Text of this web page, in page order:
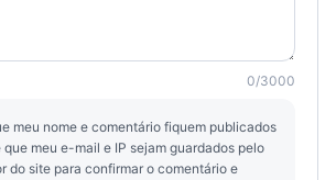
0/3000
meu nome e comentário fiquem publicados
que meu e-mail e IP sejam guardados pelo
do site para confirmar o comentário e